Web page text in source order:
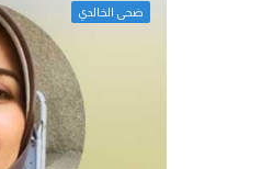
ضحى الخالدي